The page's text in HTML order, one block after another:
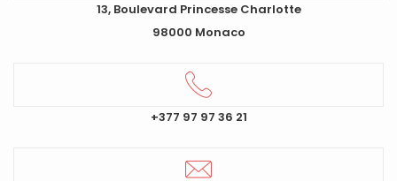
13, Boulevard Princesse Charlotte
98000 Monaco
+377 97 97 36 21